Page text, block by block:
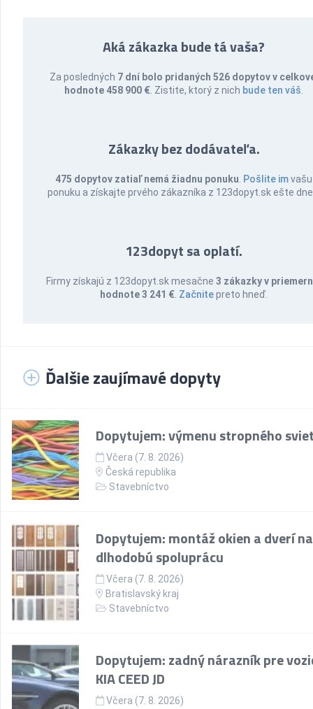
Aká zákazka bude tá vaša?
Za posledných 7 dní bolo pridaných 526 dopytov v
hodnote 458 900 € . Zistite, ktorý z nich bude ten váš
Zákazky bez dodávateľa.
475 dopytov zatiaľ nemá žiadnu ponuku Pošlite imvašu
ponuku a získajte prvého zákazníka z 123dopyt.sk ešte
123dopyt sa oplatí.
Firmy získajú z 123dopyt.sk mesačne3 zákazky v
hodnote 3 241 € Začnitepreto hneď.
Ďalšie zaujímavé dopyty
Dopytujem: výmenu stropného
Včera (7. 8. 2026)
Česká republika
Stavebníctvo
Dopytujem: montáž okien a dverí na
dlhodobú spoluprácu
Včera (7. 8. 2026)
Bratislavský kraj
Stavebníctvo
Dopytujem: zadný nárazník pre
KIA CEED JD
Včera (7. 8. 2026)